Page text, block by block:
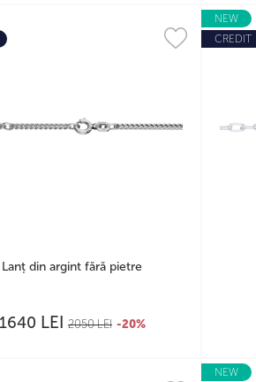
Lanț din argint fără pietre
1640 LEI 2050LEI -20%
NEW
CREDIT
NEW